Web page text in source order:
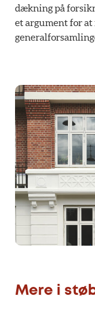
dækning på
et argument for
Mere i